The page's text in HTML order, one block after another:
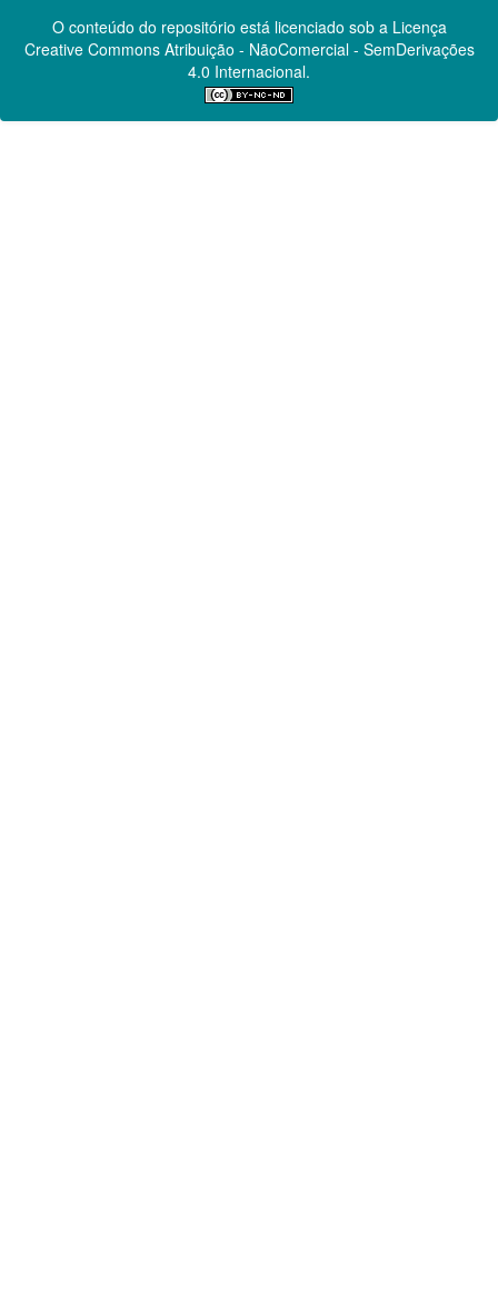
O conteúdo do repositório está licenciado sob a Licença
Creative CommonsAtribuição - NãoComercial - SemDerivações
4.0 Internacional.